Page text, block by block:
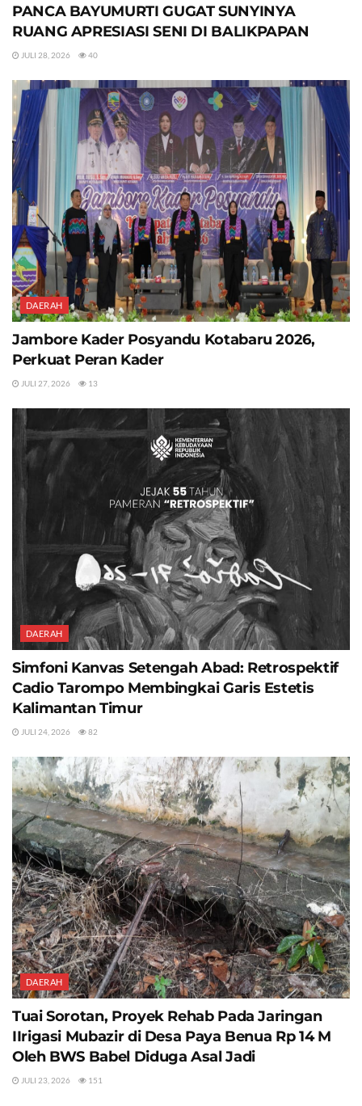
PANCA BAYUMURTI GUGAT SUNYINYA
RUANG APRESIASI SENI DI BALIKPAPAN
JULI 28, 2026 40
DAERAH
Jambore Kader Posyandu Kotabaru 2026,
Perkuat Peran Kader
JULI 27, 2026 13
DAERAH
Simfoni Kanvas Setengah Abad: Retrospektif
Cadio Tarompo Membingkai Garis Estetis
Kalimantan Timur
JULI 24, 2026 82
DAERAH
Tuai Sorotan, Proyek Rehab Pada Jaringan
IIrigasi Mubazir di Desa Paya Benua Rp 14 M
Oleh BWS Babel Diduga Asal Jadi
JULI 23, 2026 151